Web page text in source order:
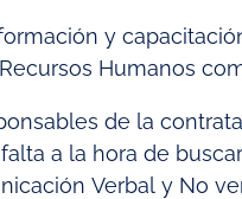
y
Humanos
de la
a la hora de
Verbal y No